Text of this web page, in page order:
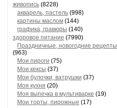
живопись (8228)
акварель, пастель (998)
картины маслом (144)
графика, гравюры (140)
здоровое питание (7990)
Праздничные, новогодние рецепты
(963)
Мои пироги (75)
Мои кексы (37)
Мои булочки, ватрушки (37)
Моя кухня (20)
Моя выпечка в мультиварке (19)
Мои торты, пирожные (17)